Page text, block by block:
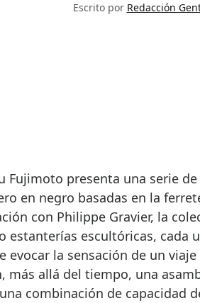
Escrito por Redacción
en negro basadas en la
con Philippe Gravier, la
estanterías escultóricas, cada
evocar la sensación de un viaje
más allá del tiempo, una
combinación de capacidad